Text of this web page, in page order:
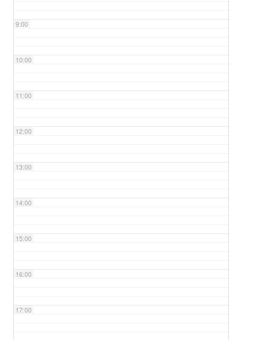
9:00
10:00
11:00
12:00
13:00
14:00
15:00
16:00
17:00